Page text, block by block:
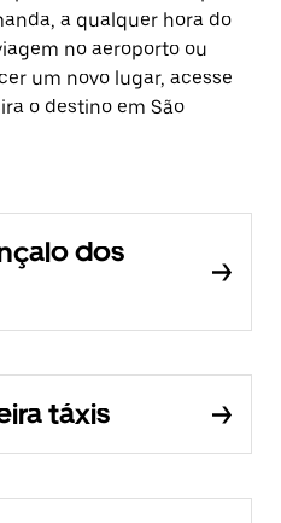
a qualquer hora do
no aeroporto ou
um novo lugar, acesse
o destino em São
dos
táxis